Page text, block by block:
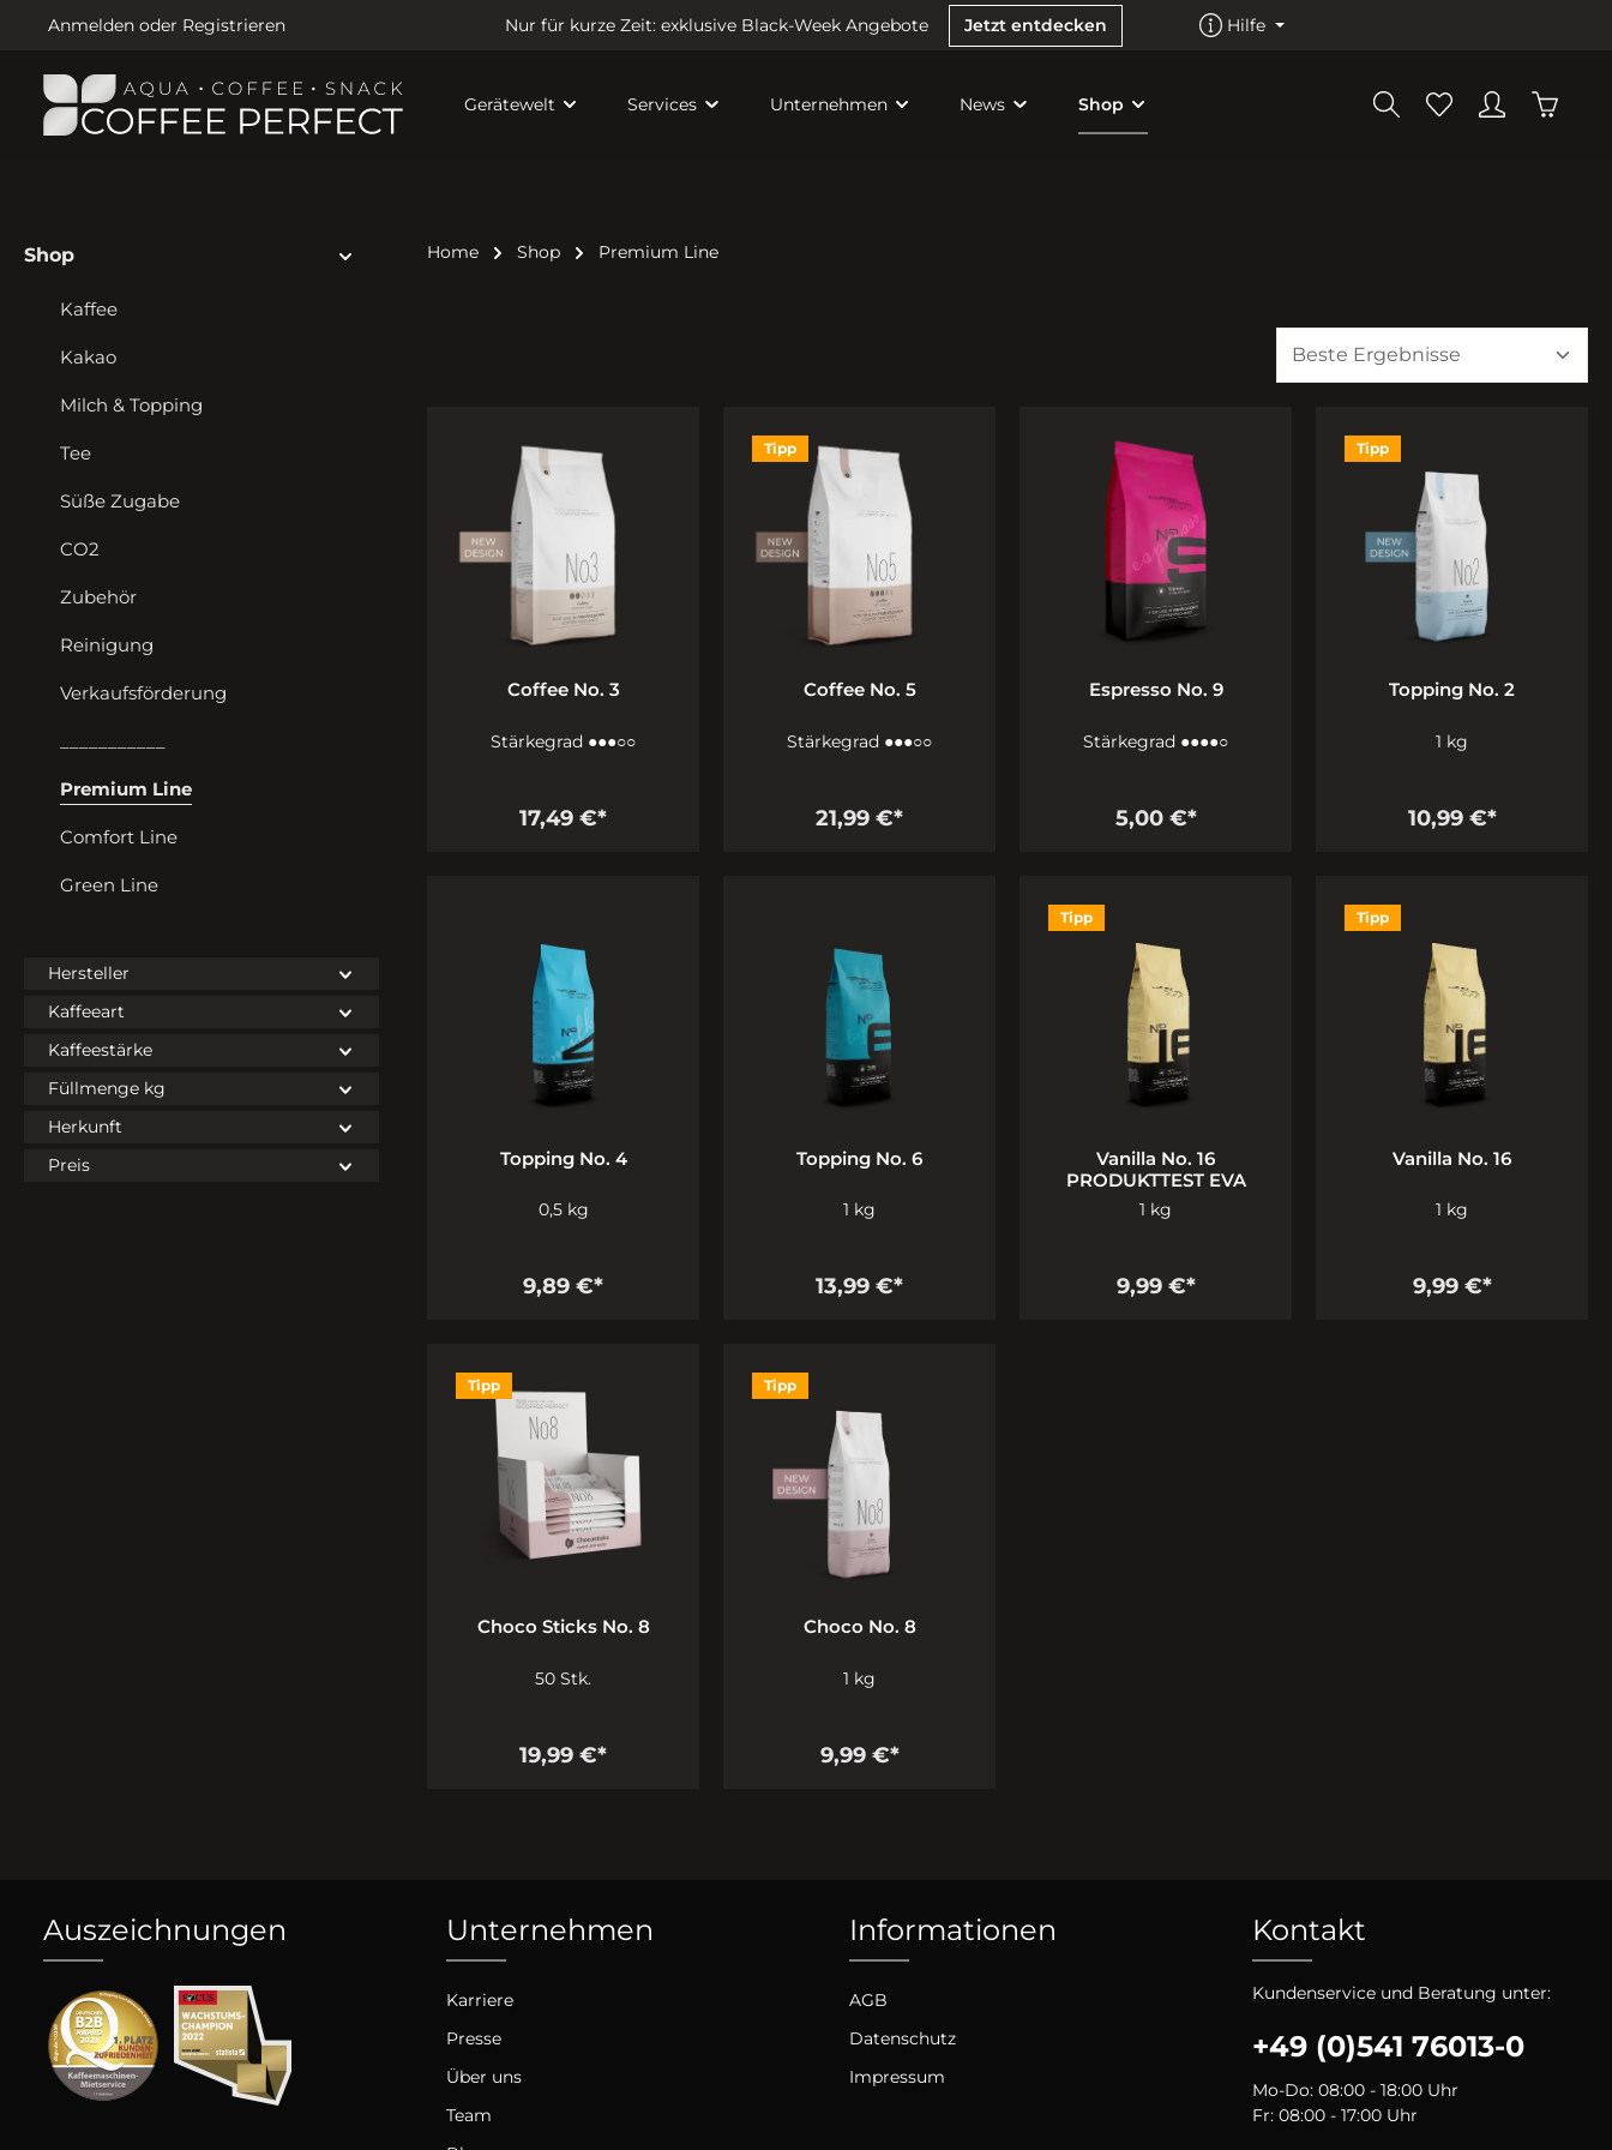
Anmelden oder Registrieren Nur für kurze Zeit: exklusive Black-Week Angebote Jetzt entdecken Hilfe
Gerätewelt Services Unternehmen News Shop
Shop
Kaffee
Kakao
Milch & Topping
Tee
Süße Zugabe
CO2
Zubehör
Reinigung
Verkaufsförderung
Premium Line
Comfort Line
Green Line
Hersteller
Kaffeeart
Kaffeestärke
Füllmenge kg
Herkunft
Preis
Home Shop Premium Line
Coffee No. 3
Stärkegrad ●●●○○
17,49 €*
Tipp
Coffee No. 5
Stärkegrad ●●●○○
21,99 €*
Espresso No. 9
Stärkegrad ●●●●○
5,00 €*
Tipp
Topping No. 2
1 kg
10,99 €*
Topping No. 4
0,5 kg
9,89 €*
Topping No. 6
1 kg
13,99 €*
Tipp
Vanilla No. 16
PRODUKTTEST EVA
1 kg
9,99 €*
Tipp
Vanilla No. 16
1 kg
9,99 €*
Tipp
Choco Sticks No. 8
50 Stk.
19,99 €*
Tipp
Choco No. 8
1 kg
9,99 €*
Auszeichnungen Kontakt
Kundenservice und Beratung unter:
+49 (0)541 76013-0
Mo-Do: 08:00 - 18:00 Uhr
Fr: 08:00 - 17:00 Uhr
Unternehmen
Karriere
Presse
Über uns
Team
Informationen
AGB
Datenschutz
Impressum